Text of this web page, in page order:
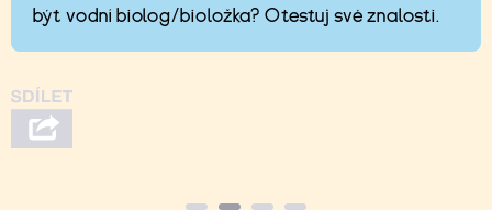
být vodní biolog/bioložka? Otestuj své znalosti.